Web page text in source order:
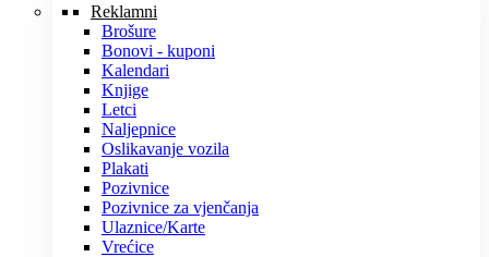
Reklamni
Brošure
Bonovi - kuponi
Kalendari
Knjige
Letci
Naljepnice
Oslikavanje vozila
Plakati
Pozivnice
Pozivnice za vjenčanja
Ulaznice/Karte
Vrećice